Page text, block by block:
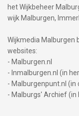
het Wijkbeheer
wijk Malburgen,
Wijkmedia Malburgen
websites:
- Malburgen.nl
- Inmalburgen.nl (in
- Malburgenpunt.nl (in
- Malburgs' Archief (in